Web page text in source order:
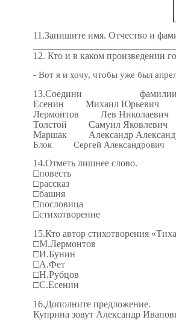
11.Запишите имя. Отчество и
12. Кто и в каком произведении
- Вот я и хочу, чтобы уже был
13.Соедини фамилии
Есенин Михаил Юрьевич
Лермонтов Лев Николаевич
Толстой Самуил Яковлевич
Маршак Александр
Блок Сергей Александрович
14.Отметь лишнее слово.
□повесть
□рассказ
□башня
□пословица
□стихотворение
15.Кто автор стихотворения
□М.Лермонтов
□И.Бунин
□А.Фет
□Н.Рубцов
□С.Есенин
16.Дополните предложение.
Куприна зовут Александр